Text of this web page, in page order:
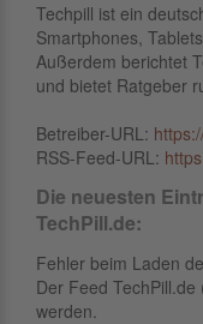
Techpill ist ein
Smartphones,
Außerdem berichtet
und bietet Ratgeber
Betreiber-URL:
RSS-Feed-URL:
Die neuesten
TechPill.de:
Fehler beim Laden
Der Feed
werden.